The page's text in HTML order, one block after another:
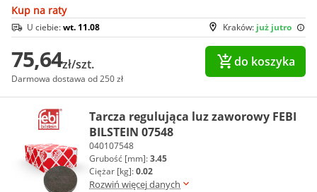
Kup na raty
Kraków: już jutro
U ciebie:wt. 11.08
75,64zł/szt.
Darmowa dostawa od 250 zł
do koszyka
Tarcza regulująca luz zaworowy FEBI
BILSTEIN 07548
040107548
Grubość [mm]:3.45
Ciężar [kg]:0.02
Rozwiń więcej danych